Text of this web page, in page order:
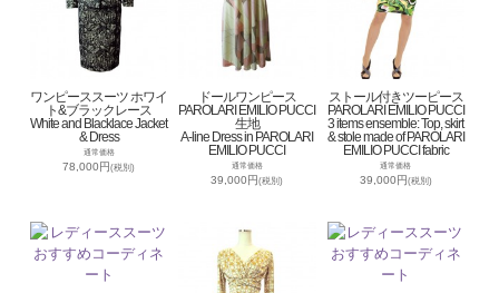
ワンピーススーツ ホワイ
ト&ブラックレース
White and Blacklace Jacket
& Dress
通常価格
78,000円(税別)
ドールワンピース
PAROLARI EMILIO PUCCI
生地
A-line Dress in PAROLARI
EMILIO PUCCI
通常価格
39,000円(税別)
ストール付きツーピース
PAROLARI EMILIO PUCCI
3 items ensemble: Top, skirt
& stole made of PAROLARI
EMILIO PUCCI fabric
通常価格
39,000円(税別)